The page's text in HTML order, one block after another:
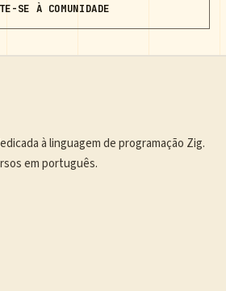
SE À COMUNIDADE
à linguagem de programação Zig.
em português.